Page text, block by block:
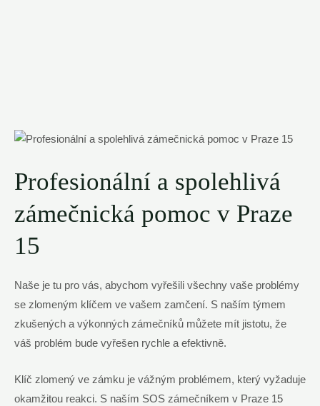
Profesionální a spolehlivá
zámečnická pomoc v Praze
15
Naše je tu pro vás, abychom vyřešili všechny vaše problémy
se zlomeným klíčem ve vašem zamčení. S naším týmem
zkušených a výkonných zámečníků můžete mít jistotu, že
váš problém bude vyřešen rychle a efektivně.
Klíč zlomený ve zámku je vážným problémem, který vyžaduje
okamžitou reakci. S naším SOS zámečníkem v Praze 15